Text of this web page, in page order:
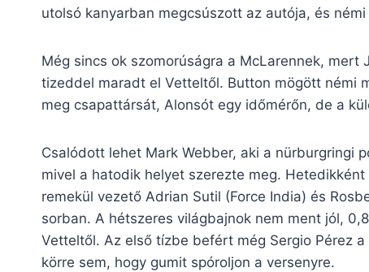
utolsó kanyarban megcsúszott az autója, és
Még sincs ok szomorúságra a McLarennek,
tizeddel maradt el Vetteltől. Button mögött némi
meg csapattársát, Alonsót egy időmérőn, de a
Csalódott lehet Mark Webber, aki a nürburgringi
mivel a hatodik helyet szerezte meg.
remekül vezető Adrian Sutil (Force India) és
sorban. A hétszeres világbajnok nem ment jól,
Vetteltől. Az első tízbe befért még Sergio Pérez
körre sem, hogy gumit spóroljon a versenyre.